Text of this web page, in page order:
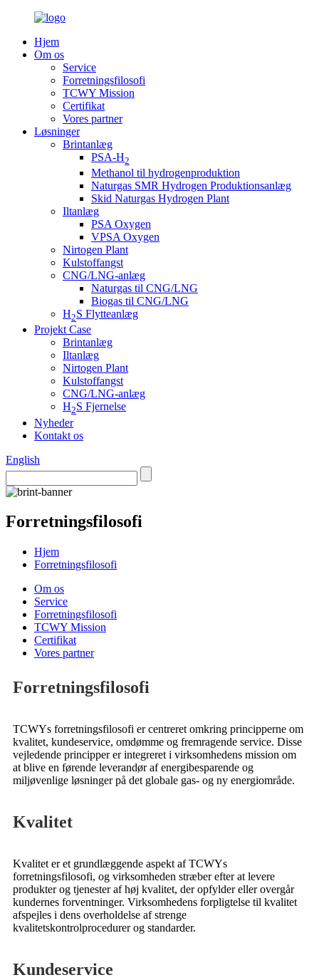
Hjem
Om os
Service
Forretningsfilosofi
TCWY Mission
Certifikat
Vores partner
Løsninger
Brintanlæg
PSA-H2
Methanol til hydrogenproduktion
Naturgas SMR Hydrogen Produktionsanlæg
Skid Naturgas Hydrogen Plant
Iltanlæg
PSA Oxygen
VPSA Oxygen
Nirtogen Plant
Kulstoffangst
CNG/LNG-anlæg
Naturgas til CNG/LNG
Biogas til CNG/LNG
H2S Flytteanlæg
Projekt Case
Brintanlæg
Iltanlæg
Nirtogen Plant
Kulstoffangst
CNG/LNG-anlæg
H2S Fjernelse
Nyheder
Kontakt os
English
Forretningsfilosofi
Hjem
Forretningsfilosofi
Om os
Service
Forretningsfilosofi
TCWY Mission
Certifikat
Vores partner
Forretningsfilosofi
TCWYs forretningsfilosofi er centreret omkring principperne om
kvalitet, kundeservice, omdømme og fremragende service. Disse
vejledende principper er integreret i virksomhedens mission om
at blive en førende leverandør af energibesparende og
miljøvenlige løsninger på det globale gas- og ny energiområde.
Kvalitet
Kvalitet er et grundlæggende aspekt af TCWYs
forretningsfilosofi, og virksomheden stræber efter at levere
produkter og tjenester af høj kvalitet, der opfylder eller overgår
kundernes forventninger. Virksomhedens forpligtelse til kvalitet
afspejles i dens overholdelse af strenge
kvalitetskontrolprocedurer og standarder.
Kundeservice